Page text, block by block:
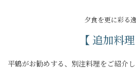
夕食を更に彩る
【 追加料理
平鶴がお勧めする、別注料理をご紹介